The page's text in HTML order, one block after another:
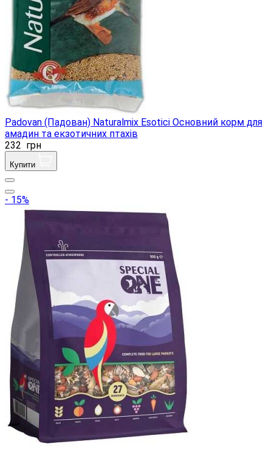
Padovan (Падован) Naturalmix Esotici Основний корм для
амадин та екзотичних птахів
232 грн
Купити
- 15%